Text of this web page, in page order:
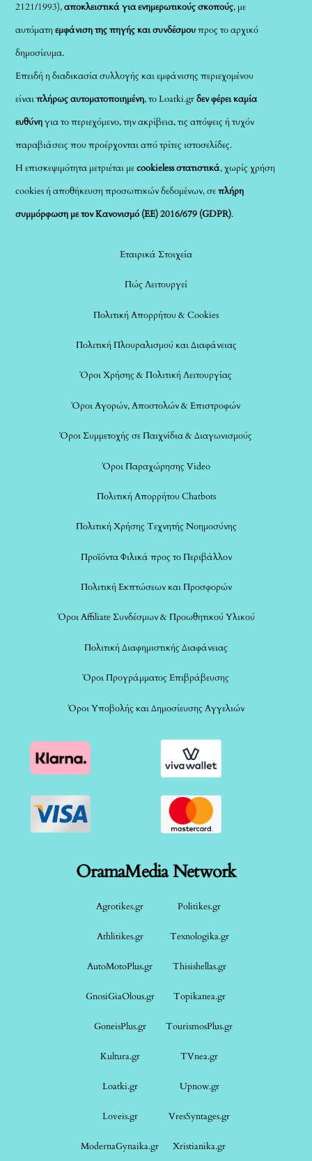
2121/1993),αποκλειστικά για ενημερωτικούς σκοπούς, με
αυτόματηεμφάνιση της πηγής και συνδέσμουπρος το αρχικό
δημοσίευμα.
Επειδή η διαδικασία συλλογής και εμφάνισης περιεχομένου
είναιπλήρως αυτοματοποιημένη, το Loatki.grδεν φέρει καμία
ευθύνηγια το περιεχόμενο, την ακρίβεια, τις απόψεις ή τυχόν
παραβιάσεις που προέρχονται από τρίτες ιστοσελίδες.
Η επισκεψιμότητα μετριέται μεcookieless στατιστικά, χωρίς χρήση
cookies ή αποθήκευση προσωπικών δεδομένων, σεπλήρη
συμμόρφωση με τον Κανονισμό (ΕΕ) 2016/679 (GDPR).
Εταιρικά Στοιχεία
Πώς Λειτουργεί
Πολιτική Απορρήτου & Cookies
Πολιτική Πλουραλισμού και Διαφάνειας
Όροι Χρήσης & Πολιτική Λειτουργίας
Όροι Αγορών, Αποστολών & Επιστροφών
Όροι Συμμετοχής σε Παιχνίδια & Διαγωνισμούς
Όροι Παραχώρησης Video
Πολιτική Απορρήτου Chatbots
Πολιτική Χρήσης Τεχνητής Νοημοσύνης
Προϊόντα Φιλικά προς το Περιβάλλον
Πολιτική Εκπτώσεων και Προσφορών
Όροι Affiliate Συνδέσμων & Προωθητικού Υλικού
Πολιτική Διαφημιστικής Διαφάνειας
Όροι Προγράμματος Επιβράβευσης
Όροι Υποβολής και Δημοσίευσης Αγγελιών
OramaMedia Network
Agrotikes.gr Politikes.gr
Athlitikes.gr Texnologika.gr
AutoMotoPlus.gr Thisishellas.gr
GnosiGiaOlous.gr Topikanea.gr
GoneisPlus.gr TourismosPlus.gr
Kultura.gr TVnea.gr
Loatki.gr Upnow.gr
Loveis.gr VresSyntages.gr
ModernaGynaika.gr Xristianika.gr